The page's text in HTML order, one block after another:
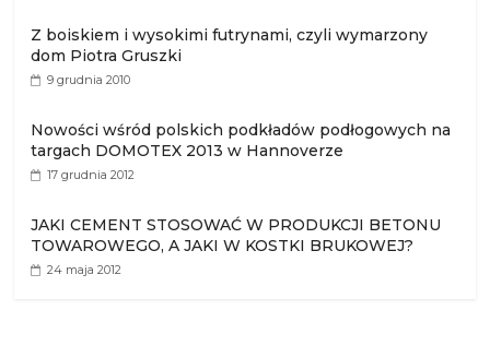
Z boiskiem i wysokimi futrynami, czyli wymarzony
dom Piotra Gruszki
9 grudnia 2010
Nowości wśród polskich podkładów podłogowych na
targach DOMOTEX 2013 w Hannoverze
17 grudnia 2012
JAKI CEMENT STOSOWAĆ W PRODUKCJI BETONU
TOWAROWEGO, A JAKI W KOSTKI BRUKOWEJ?
24 maja 2012